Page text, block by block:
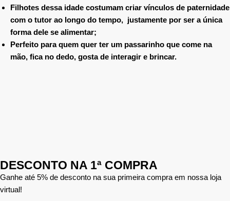
Filhotes dessa idade costumam criar vínculos de paternidade
com o tutor ao longo do tempo, justamente por ser a única
forma dele se alimentar;
Perfeito para quem quer ter um passarinho que come na
mão, fica no dedo, gosta de interagir e brincar.
DESCONTO NA 1ª COMPRA
Ganhe até 5% de desconto na sua primeira compra em nossa loja
virtual!